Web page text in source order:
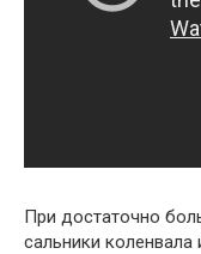
При достаточно
сальники коленвала